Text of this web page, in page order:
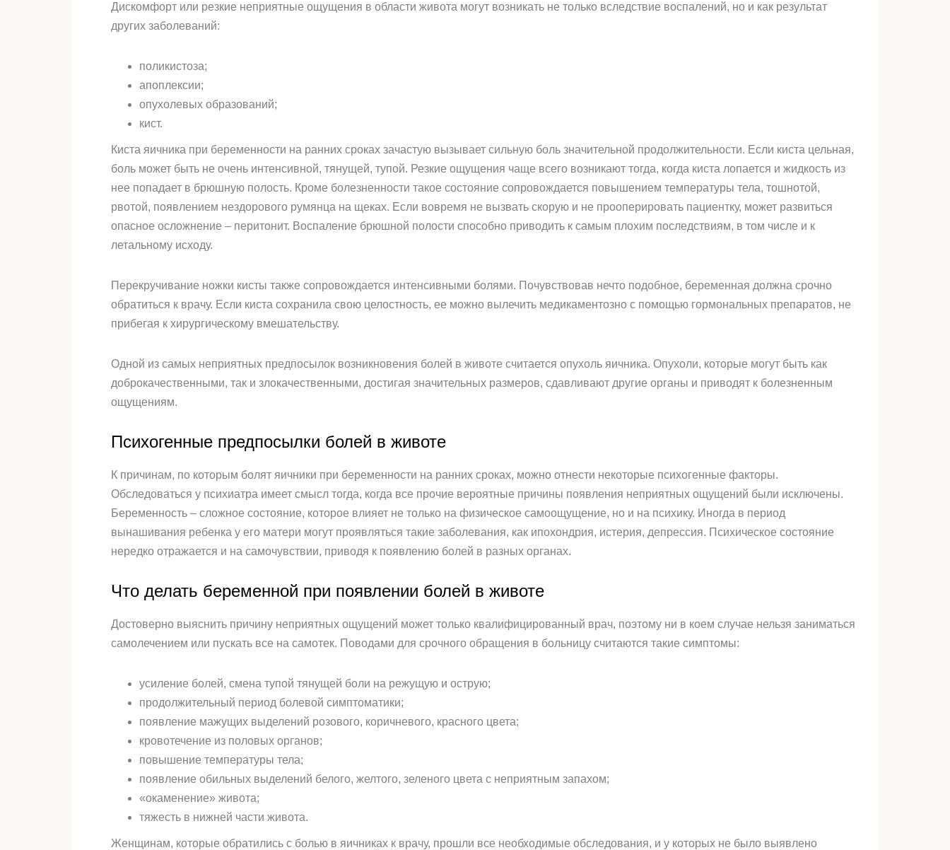
Дискомфорт или резкие неприятные ощущения в области живота могут возникать не только вследствие воспалений, но и как результат
других заболеваний:
поликистоза;
апоплексии;
опухолевых образований;
кист.
Киста яичника при беременности на ранних сроках зачастую вызывает сильную боль значительной продолжительности. Если киста цельная,
боль может быть не очень интенсивной, тянущей, тупой. Резкие ощущения чаще всего возникают тогда, когда киста лопается и жидкость из
нее попадает в брюшную полость. Кроме болезненности такое состояние сопровождается повышением температуры тела, тошнотой,
рвотой, появлением нездорового румянца на щеках. Если вовремя не вызвать скорую и не прооперировать пациентку, может развиться
опасное осложнение – перитонит. Воспаление брюшной полости способно приводить к самым плохим последствиям, в том числе и к
летальному исходу.
Перекручивание ножки кисты также сопровождается интенсивными болями. Почувствовав нечто подобное, беременная должна срочно
обратиться к врачу. Если киста сохранила свою целостность, ее можно вылечить медикаментозно с помощью гормональных препаратов, не
прибегая к хирургическому вмешательству.
Одной из самых неприятных предпосылок возникновения болей в животе считается опухоль яичника. Опухоли, которые могут быть как
доброкачественными, так и злокачественными, достигая значительных размеров, сдавливают другие органы и приводят к болезненным
ощущениям.
Психогенные предпосылки болей в животе
К причинам, по которым болят яичники при беременности на ранних сроках, можно отнести некоторые психогенные факторы.
Обследоваться у психиатра имеет смысл тогда, когда все прочие вероятные причины появления неприятных ощущений были исключены.
Беременность – сложное состояние, которое влияет не только на физическое самоощущение, но и на психику. Иногда в период
вынашивания ребенка у его матери могут проявляться такие заболевания, как ипохондрия, истерия, депрессия. Психическое состояние
нередко отражается и на самочувствии, приводя к появлению болей в разных органах.
Что делать беременной при появлении болей в животе
Достоверно выяснить причину неприятных ощущений может только квалифицированный врач, поэтому ни в коем случае нельзя заниматься
самолечением или пускать все на самотек. Поводами для срочного обращения в больницу считаются такие симптомы:
усиление болей, смена тупой тянущей боли на режущую и острую;
продолжительный период болевой симптоматики;
появление мажущих выделений розового, коричневого, красного цвета;
кровотечение из половых органов;
повышение температуры тела;
появление обильных выделений белого, желтого, зеленого цвета с неприятным запахом;
«окаменение» живота;
тяжесть в нижней части живота.
Женщинам, которые обратились с болью в яичниках к врачу, прошли все необходимые обследования, и у которых не было выявлено